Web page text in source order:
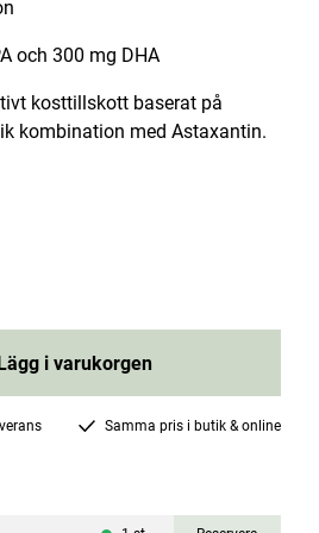
och 300 mg DHA
kosttillskott baserat på
kombination med Astaxantin.
i varukorgen
Samma pris i butik & online